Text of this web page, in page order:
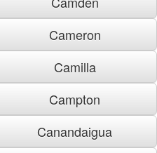
Cameron
Camilla
Campton
Canandaigua